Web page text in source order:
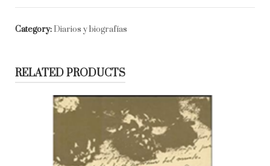
quantity
Category:Diarios y biografías
RELATED PRODUCTS